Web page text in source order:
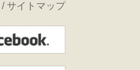
/サイトマップ